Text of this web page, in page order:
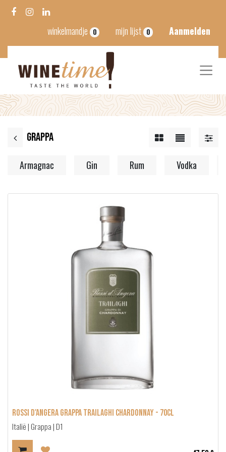
winkelmandje 0 mijn lijst 0 Aanmelden
Grappa
Armagnac Gin Rum Vodka
Rossi d'Angera Grappa Trailaghi Chardonnay - 70cl
Italië | Grappa | D1